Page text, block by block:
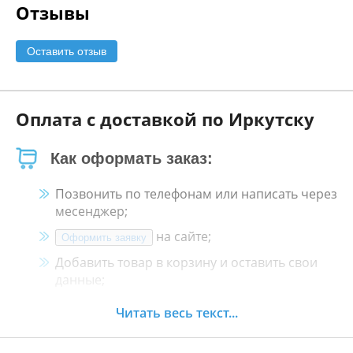
Отзывы
Оставить отзыв
Оплата с доставкой по Иркутску
Как оформать заказ:
Позвонить по телефонам или написать через
месенджер;
Оформить заявку
на сайте;
Добавить товар в корзину и оставить свои
данные;
Менеджер свяжется с Вами в течение 30
Читать весь текст...